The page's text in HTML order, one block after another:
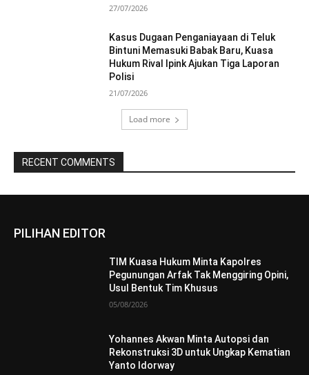
27/07/2026
Kasus Dugaan Penganiayaan di Teluk
Bintuni Memasuki Babak Baru, Kuasa
Hukum Rival Ipink Ajukan Tiga Laporan
Polisi
21/07/2026
Load more
RECENT COMMENTS
PILIHAN EDITOR
TIM Kuasa Hukum Minta Kapolres
Pegunungan Arfak Tak Menggiring Opini,
Usul Bentuk Tim Khusus
05/08/2026
Yohannes Akwan Minta Autopsi dan
Rekonstruksi 3D untuk Ungkap Kematian
Yanto Idorway